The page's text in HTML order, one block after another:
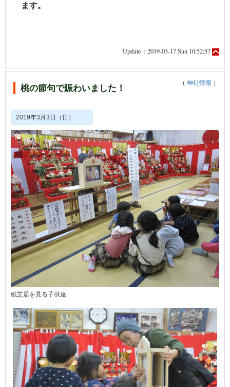
ます。
Update：2019-03-17 Sun 10:52:57
桃の節句で賑わいました！ （ 神社情報 ）
2019年3月3日（日）
紙芝居を見る子供達